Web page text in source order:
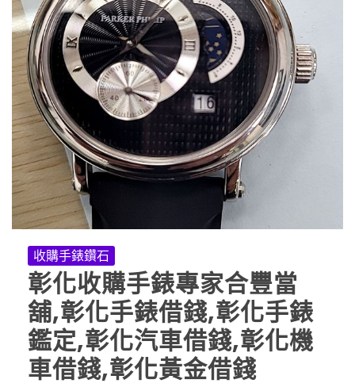
收購手錶鑽石
彰化收購手錶專家合豐當
舖,彰化手錶借錢,彰化手錶
鑑定,彰化汽車借錢,彰化機
車借錢,彰化黃金借錢